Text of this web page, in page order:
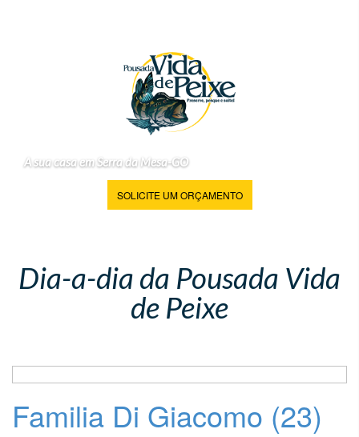
A sua casa em Serra da Mesa-GO
SOLICITE UM ORÇAMENTO
Dia-a-dia da Pousada Vida
de Peixe
Familia Di Giacomo (23)